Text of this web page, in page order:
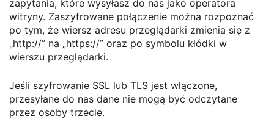
zapytania, które wysyłasz do nas jako operatora
witryny. Zaszyfrowane połączenie można rozpoznać
po tym, że wiersz adresu przeglądarki zmienia się z
„http://” na „https://” oraz po symbolu kłódki w
wierszu przeglądarki.
Jeśli szyfrowanie SSL lub TLS jest włączone,
przesyłane do nas dane nie mogą być odczytane
przez osoby trzecie.